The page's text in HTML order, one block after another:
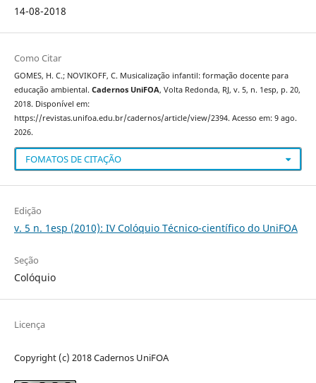
14-08-2018
Como Citar
GOMES, H. C.; NOVIKOFF, C. Musicalização infantil: formação docente para
educação ambiental. Cadernos UniFOA, Volta Redonda, RJ, v. 5, n. 1esp, p. 20,
2018. Disponível em:
https://revistas.unifoa.edu.br/cadernos/article/view/2394. Acesso em: 9 ago.
2026.
FOMATOS DE CITAÇÃO
Edição
v. 5 n. 1esp (2010): IV Colóquio Técnico-científico do UniFOA
Seção
Colóquio
Licença
Copyright (c) 2018 Cadernos UniFOA